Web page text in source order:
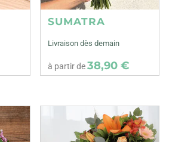
SUMATRA
Livraison dès demain
à partir de38,90 €